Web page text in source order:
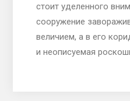
стоит уделенного
сооружение
величием, а в его
и неописуемая